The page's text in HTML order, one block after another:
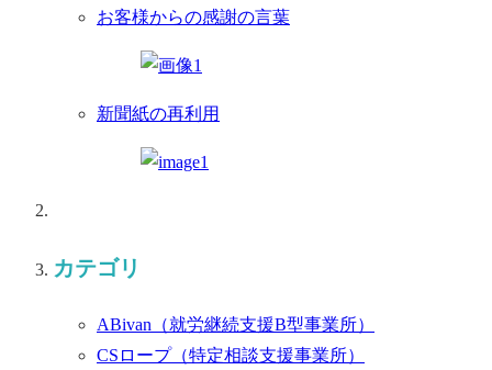
お客様からの感謝の言葉
新聞紙の再利用
カテゴリ
ABivan （就労継続支援B型事業所）
CSロープ （特定相談支援事業所）